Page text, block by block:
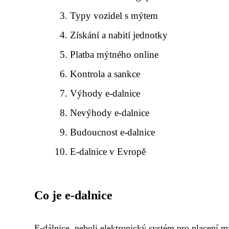
Typy vozidel s mýtem
Získání a nabití jednotky
Platba mýtného online
Kontrola a sankce
Výhody e-dalnice
Nevýhody e-dalnice
Budoucnost e-dalnice
E-dalnice v Evropě
Co je e-dalnice